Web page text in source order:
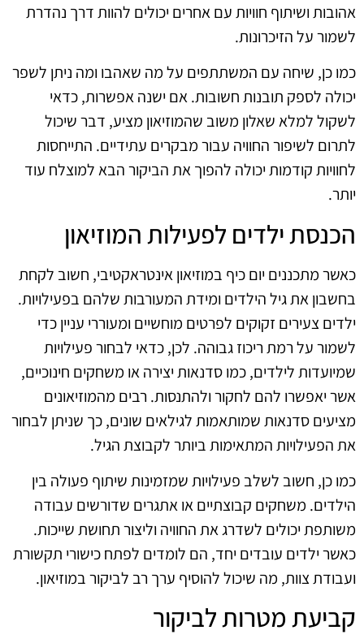
אהובות ושיתוף חוויות עם אחרים יכולים להוות דרך נהדרת
לשמור על הזיכרונות.
כמו כן, שיחה עם המשתתפים על מה שאהבו ומה ניתן לשפר
יכולה לספק תובנות חשובות. אם ישנה אפשרות, כדאי
לשקול למלא שאלון משוב שהמוזיאון מציע, דבר שיכול
לתרום לשיפור החוויה עבור מבקרים עתידיים. התייחסות
לחוויות קודמות יכולה להפוך את הביקור הבא למוצלח עוד
יותר.
הכנסת ילדים לפעילות המוזיאון
כאשר מתכננים יום כיף במוזיאון אינטראקטיבי, חשוב לקחת
בחשבון את גיל הילדים ומידת המעורבות שלהם בפעילויות.
ילדים צעירים זקוקים לפרטים מוחשיים ומעוררי עניין כדי
לשמור על רמת ריכוז גבוהה. לכן, כדאי לבחור פעילויות
שמיועדות לילדים, כמו סדנאות יצירה או משחקים חינוכיים,
אשר יאפשרו להם לחקור ולהתנסות. רבים מהמוזיאונים
מציעים סדנאות שמותאמות לגילאים שונים, כך שניתן לבחור
את הפעילויות המתאימות ביותר לקבוצת הגיל.
כמו כן, חשוב לשלב פעילויות שמזמינות שיתוף פעולה בין
הילדים. משחקים קבוצתיים או אתגרים שדורשים עבודה
משותפת יכולים לשדרג את החוויה וליצור תחושת שייכות.
כאשר ילדים עובדים יחד, הם לומדים לפתח כישורי תקשורת
ועבודת צוות, מה שיכול להוסיף ערך רב לביקור במוזיאון.
קביעת מטרות לביקור